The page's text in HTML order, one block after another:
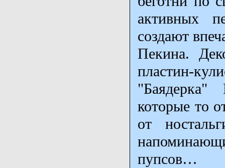
активных
создают
Пекина.
пластин-
которые то
от
пупсов…